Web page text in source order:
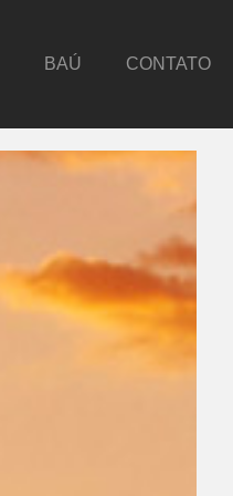
BAÚ CONTATO